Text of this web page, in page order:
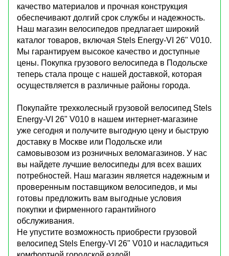
качество материалов и прочная конструкция
обеспечивают долгий срок службы и надежность.
Наш магазин велосипедов предлагает широкий
каталог товаров, включая Stels Energy-VI 26" V010.
Мы гарантируем высокое качество и доступные
цены. Покупка грузового велосипеда в Подольске
теперь стала проще с нашей доставкой, которая
осуществляется в различные районы города.
Покупайте трехколесный грузовой велосипед Stels
Energy-VI 26" V010 в нашем интернет-магазине
уже сегодня и получите выгодную цену и быструю
доставку в Москве или Подольске или
самовывозом из розничных веломагазинов. У нас
вы найдете лучшие велосипеды для всех ваших
потребностей. Наш магазин является надежным и
проверенным поставщиком велосипедов, и мы
готовы предложить вам выгодные условия
покупки и фирменного гарантийного
обслуживания.
Не упустите возможность приобрести грузовой
велосипед Stels Energy-VI 26" V010 и насладиться